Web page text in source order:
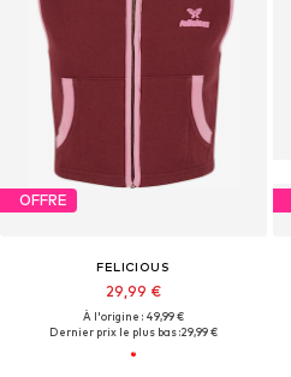
OFFRE
FELICIOUS
29,99 €
À l'origine : 49,99 €
Dernier prix le plus bas :29,99 €